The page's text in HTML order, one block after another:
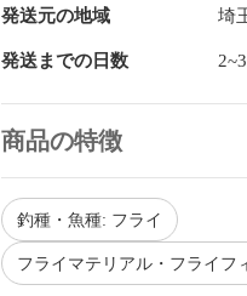
発送元の地域 埼
発送までの日数
商品の特徴
釣種・魚種: フライ
フライマテリアル・フライフ